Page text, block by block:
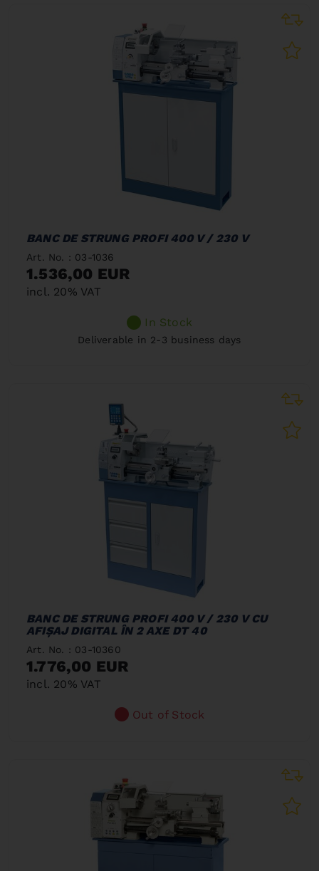
BANC DE STRUNG PROFI 400 V / 230 V
Art. No. : 03-1036
1.536,00 EUR
incl. 20% VAT
In Stock
Deliverable in 2-3 business days
BANC DE STRUNG PROFI 400 V / 230 V CU
AFIŞAJ DIGITAL ÎN 2 AXE DT 40
Art. No. : 03-10360
1.776,00 EUR
incl. 20% VAT
Out of Stock